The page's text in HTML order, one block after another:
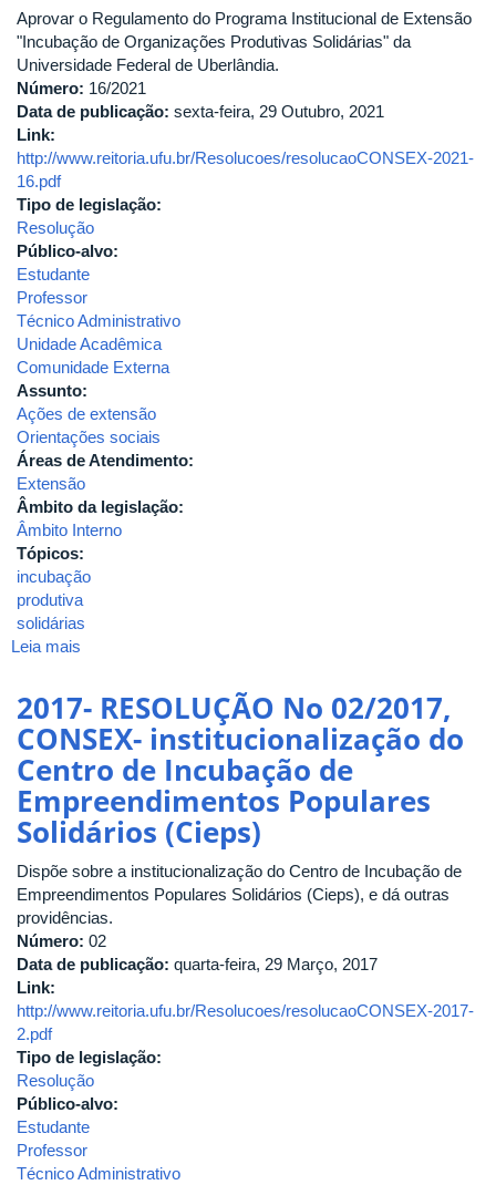
Aprovar o Regulamento do Programa Institucional de Extensão
"Incubação de Organizações Produtivas Solidárias" da
Universidade Federal de Uberlândia.
Número: 16/2021
Data de publicação: sexta-feira, 29 Outubro, 2021
Link:
http://www.reitoria.ufu.br/Resolucoes/resolucaoCONSEX-2021-
16.pdf
Tipo de legislação:
Resolução
Público-alvo:
Estudante
Professor
Técnico Administrativo
Unidade Acadêmica
Comunidade Externa
Assunto:
Ações de extensão
Orientações sociais
Áreas de Atendimento:
Extensão
Âmbito da legislação:
Âmbito Interno
Tópicos:
incubação
produtiva
solidárias
Leia mais
CONSEX
Nº
16/2021-
Institui
o
Programa
de
Extensão
"Incubação
de
Organizações
Solidárias"
UFU
2017- RESOLUÇÃO No 02/2017,
CONSEX- institucionalização do
Centro de Incubação de
Empreendimentos Populares
Solidários (Cieps)
Dispõe sobre a institucionalização do Centro de Incubação de
Empreendimentos Populares Solidários (Cieps), e dá outras
providências.
Número: 02
Data de publicação: quarta-feira, 29 Março, 2017
Link:
http://www.reitoria.ufu.br/Resolucoes/resolucaoCONSEX-2017-
2.pdf
Tipo de legislação:
Resolução
Público-alvo:
Estudante
Professor
Técnico Administrativo